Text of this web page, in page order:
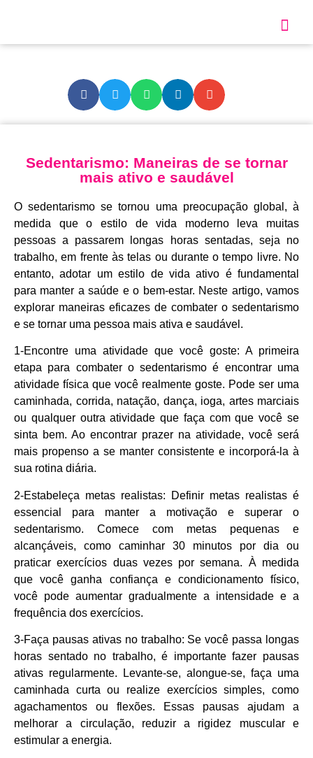
Sedentarismo: Maneiras de se tornar
mais ativo e saudável
O sedentarismo se tornou uma preocupação global, à
medida que o estilo de vida moderno leva muitas
pessoas a passarem longas horas sentadas, seja no
trabalho, em frente às telas ou durante o tempo livre. No
entanto, adotar um estilo de vida ativo é fundamental
para manter a saúde e o bem-estar. Neste artigo, vamos
explorar maneiras eficazes de combater o sedentarismo
e se tornar uma pessoa mais ativa e saudável.
1-Encontre uma atividade que você goste: A primeira
etapa para combater o sedentarismo é encontrar uma
atividade física que você realmente goste. Pode ser uma
caminhada, corrida, natação, dança, ioga, artes marciais
ou qualquer outra atividade que faça com que você se
sinta bem. Ao encontrar prazer na atividade, você será
mais propenso a se manter consistente e incorporá-la à
sua rotina diária.
2-Estabeleça metas realistas: Definir metas realistas é
essencial para manter a motivação e superar o
sedentarismo. Comece com metas pequenas e
alcançáveis, como caminhar 30 minutos por dia ou
praticar exercícios duas vezes por semana. À medida
que você ganha confiança e condicionamento físico,
você pode aumentar gradualmente a intensidade e a
frequência dos exercícios.
3-Faça pausas ativas no trabalho: Se você passa longas
horas sentado no trabalho, é importante fazer pausas
ativas regularmente. Levante-se, alongue-se, faça uma
caminhada curta ou realize exercícios simples, como
agachamentos ou flexões. Essas pausas ajudam a
melhorar a circulação, reduzir a rigidez muscular e
estimular a energia.